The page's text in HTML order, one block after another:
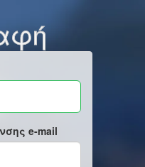
e-mail